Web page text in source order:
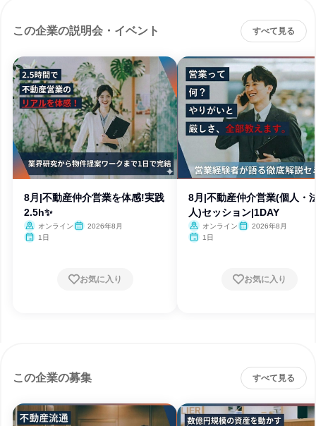
この企業の説明会・イベント すべて見る
8月|不動産仲介営業を体感!実践
2.5h✨️
オンライン
2026年8月
1日
お気に入り
8月|不動産仲介営業(個人・
人)セッション|1DAY
オンライン
2026年8月
1日
お気に入り
この企業の募集 すべて見る